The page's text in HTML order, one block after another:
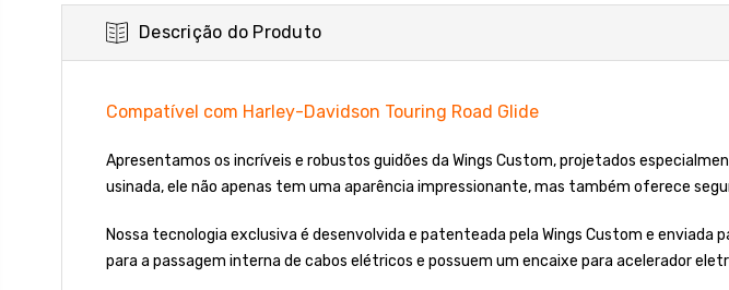
Descrição do Produto
Compatível com Harley-Davidson Touring Road Glide
Apresentamos os incríveis e robustos guidões da Wings Custom, projetados
usinada, ele não apenas tem uma aparência impressionante, mas também oferece
Nossa tecnologia exclusiva é desenvolvida e patenteada pela Wings Custom e
para a passagem interna de cabos elétricos e possuem um encaixe para acelerador